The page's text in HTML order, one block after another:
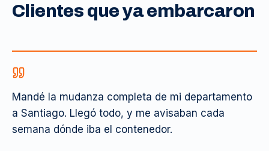
Clientes que ya embarcaron
Mandé la mudanza completa de mi departamento
a Santiago. Llegó todo, y me avisaban cada
semana dónde iba el contenedor.